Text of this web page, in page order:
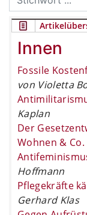
for:
Innen
Fossile
von Violetta
Kaplan
Der
Wohnen & Co.
Hoffmann
Pflegekräfte
Gerhard Klas